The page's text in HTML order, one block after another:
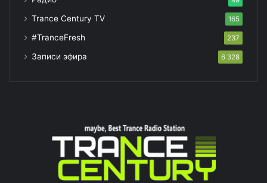
Trance Century TV 165
#TranceFresh 237
Записи эфира 6 328